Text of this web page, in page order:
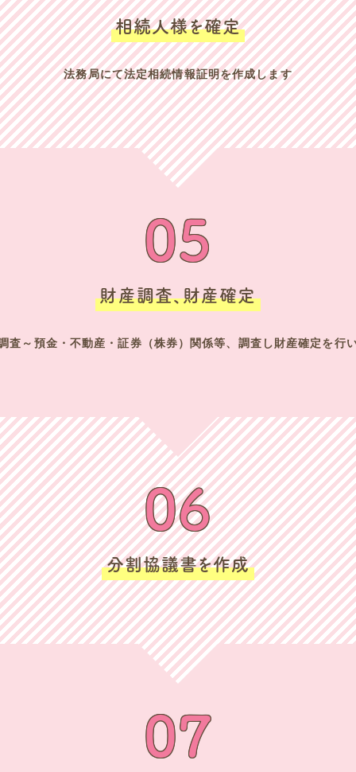
相続人様を確定
法務局にて法定相続情報証明を作成します
05
財産調査、財産確定
査～預金・不動産・証券（株券）関係等、調査し財産確定を行
06
分割協議書を作成
07